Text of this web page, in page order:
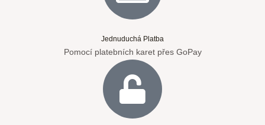
Jednuduchá Platba
Pomocí platebních karet přes GoPay